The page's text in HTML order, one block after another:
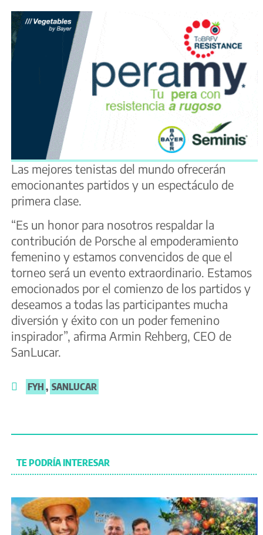
Las mejores tenistas del mundo ofrecerán
emocionantes partidos y un espectáculo de
primera clase.
“Es un honor para nosotros respaldar la
contribución de Porsche al empoderamiento
femenino y estamos convencidos de que el
torneo será un evento extraordinario. Estamos
emocionados por el comienzo de los partidos y
deseamos a todas las participantes mucha
diversión y éxito con un poder femenino
inspirador”, afirma Armin Rehberg, CEO de
SanLucar.
FYH , SANLUCAR
TE PODRÍA INTERESAR